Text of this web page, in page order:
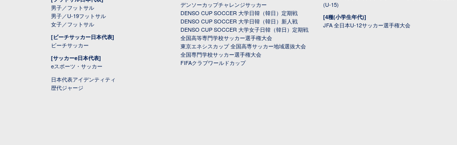
男子／フットサル
男子／U-19フットサル
女子／フットサル
[ビーチサッカー日本代表]
ビーチサッカー
[サッカーe日本代表]
eスポーツ・サッカー
日本代表アイデンティティ
歴代ジャージ
デンソーカップチャレンジサッカー
DENSO CUP SOCCER 大学日韓（韓日）定期戦
DENSO CUP SOCCER 大学日韓（韓日）新人戦
DENSO CUP SOCCER 大学女子日韓（韓日）定期戦
全国高等専門学校サッカー選手権大会
東京エネシスカップ 全国高専サッカー地域選抜大会
全国専門学校サッカー選手権大会
FIFAクラブワールドカップ
(U-15)
[4種(小学生年代)]
JFA 全日本U-12サッカー選手権大会